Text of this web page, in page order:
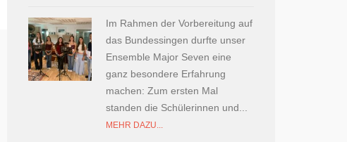
Im Rahmen der Vorbereitung auf
das Bundessingen durfte unser
Ensemble Major Seven eine
ganz besondere Erfahrung
machen: Zum ersten Mal
standen die Schülerinnen und...
MEHR DAZU...